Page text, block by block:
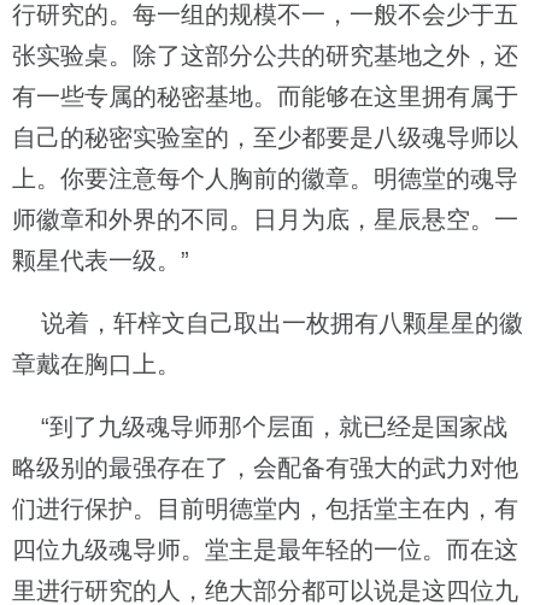
行研究的。每一组的规模不一，一般不会少于五
张实验桌。除了这部分公共的研究基地之外，还
有一些专属的秘密基地。而能够在这里拥有属于
自己的秘密实验室的，至少都要是八级魂导师以
上。你要注意每个人胸前的徽章。明德堂的魂导
师徽章和外界的不同。日月为底，星辰悬空。一
颗星代表一级。”
说着，轩梓文自己取出一枚拥有八颗星星的徽
章戴在胸口上。
“到了九级魂导师那个层面，就已经是国家战
略级别的最强存在了，会配备有强大的武力对他
们进行保护。目前明德堂内，包括堂主在内，有
四位九级魂导师。堂主是最年轻的一位。而在这
里进行研究的人，绝大部分都可以说是这四位九